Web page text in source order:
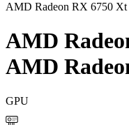
AMD Radeon RX 6750 Xt
AMD
AMD
GPU